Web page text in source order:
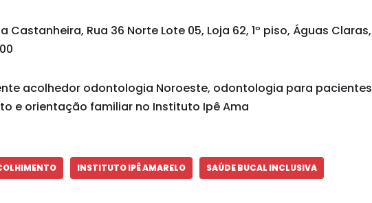
Castanheira, Rua 36 Norte Lote 05, Loja 62, 1º piso, Águas Claras,
acolhedor odontologia Noroeste, odontologia para pacientes
e orientação familiar no Instituto Ipê Ama
INSTITUTO IPÊ AMARELO SAÚDE BUCAL INCLUSIVA